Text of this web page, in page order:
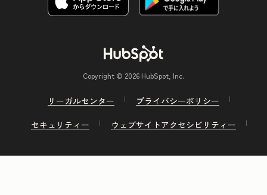
Copyright © 2026 HubSpot, Inc.
リーガルセンター
プライバシーポリシー
セキュリティー
ウェブサイトアクセシビリティー